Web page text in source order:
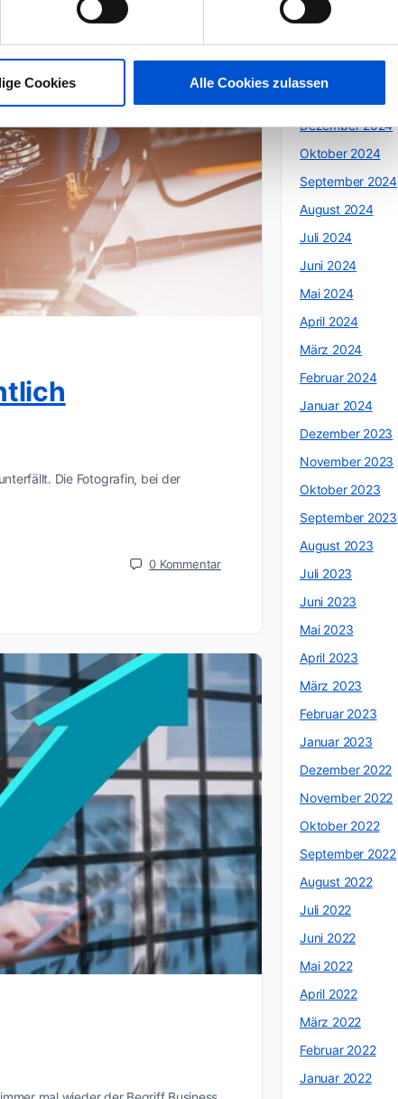
Cookies Alle Cookies zulassen
Die Fotografin, bei der
0 Kommentar
April 2025
März 2025
Dezember 2024
Oktober 2024
September 2024
August 2024
Juli 2024
Juni 2024
Mai 2024
April 2024
März 2024
Februar 2024
Januar 2024
Dezember 2023
November 2023
Oktober 2023
September 2023
August 2023
Juli 2023
Juni 2023
Mai 2023
April 2023
März 2023
Februar 2023
Januar 2023
Dezember 2022
November 2022
Oktober 2022
September 2022
August 2022
Juli 2022
Juni 2022
Mai 2022
April 2022
März 2022
Februar 2022
Januar 2022